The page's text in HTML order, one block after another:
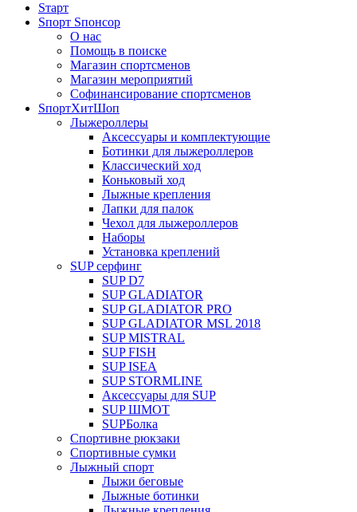
Sтарт
Sпорт Sпонсор
О нас
Помощь в поиске
Магазин спортсменов
Магазин мероприятий
Софинансирование спортсменов
SпортХитШоп
Лыжероллеры
Аксессуары и комплектующие
Ботинки для лыжероллеров
Классический ход
Коньковый ход
Лыжные крепления
Лапки для палок
Чехол для лыжероллеров
Наборы
Установка креплений
SUP серфинг
SUP D7
SUP GLADIATOR
SUP GLADIATOR PRO
SUP GLADIATOR MSL 2018
SUP MISTRAL
SUP FISH
SUP ISEA
SUP STORMLINE
Аксессуары для SUP
SUP ШМОТ
SUPБолка
Спортивне рюкзаки
Спортивные сумки
Лыжный спорт
Лыжи беговые
Лыжные ботинки